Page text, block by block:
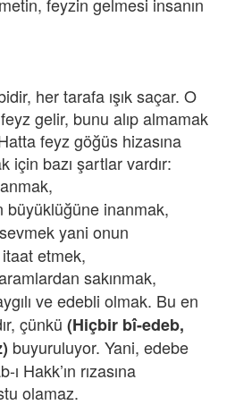
her tarafa ışık saçar. O
gelir, bunu alıp almamak
feyz göğüs hizasına
için bazı şartlar vardır:
büyüklüğüne inanmak,
yani onun
etmek,
sakınmak,
ve edebli olmak. Bu en
çünkü (Hiçbir bî-edeb,
buyuruluyor. Yani, edebe
Hakk’ın rızasına
olamaz.